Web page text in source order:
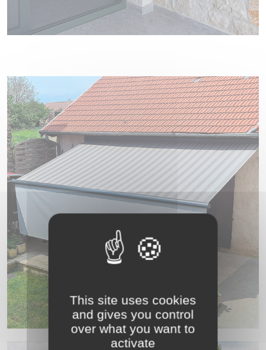
This site uses cookies
and gives you control
over what you want to
activate